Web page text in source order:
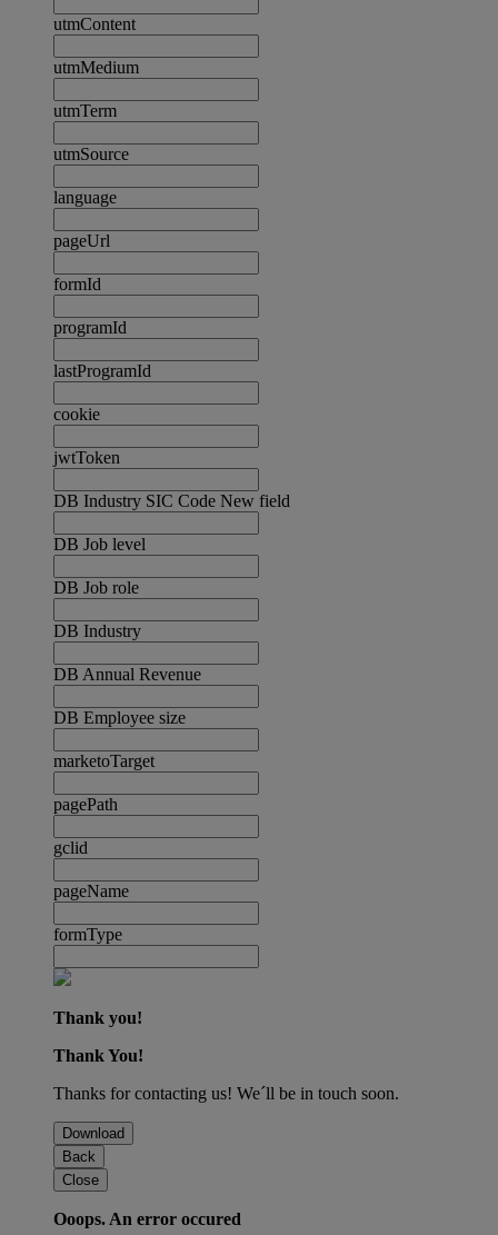
utmContent
utmMedium
utmTerm
utmSource
language
pageUrl
formId
programId
lastProgramId
cookie
jwtToken
DB Industry SIC Code New field
DB Job level
DB Job role
DB Industry
DB Annual Revenue
DB Employee size
marketoTarget
pagePath
gclid
pageName
formType
Thank you!
Thank You!
Thanks for contacting us! We´ll be in touch soon.
Download
Back
Close
Ooops. An error occured